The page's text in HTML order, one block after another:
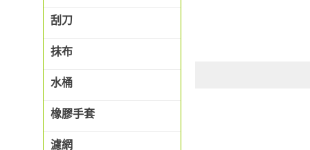
刮刀
抹布
水桶
橡膠手套
濾網